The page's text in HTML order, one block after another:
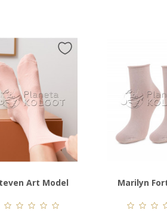
Art Model
018 Women's
Marilyn
No